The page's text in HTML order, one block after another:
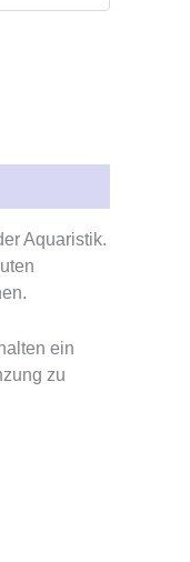
Aquaristik.
ein
zu